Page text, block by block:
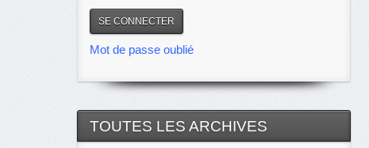
Mot de passe oublié
TOUTES LES ARCHIVES